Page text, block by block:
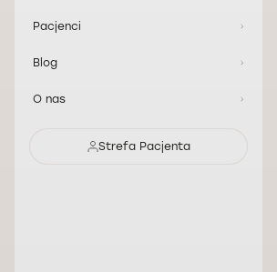
Pacjenci
Blog
O nas
Strefa Pacjenta